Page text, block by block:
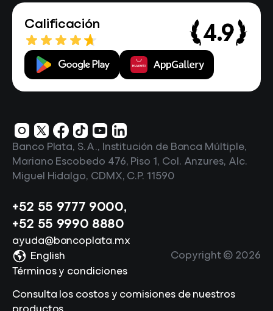
Calificación 4.9
+52 55 9777 9000,
+52 55 9990 8880
ayuda@bancoplata.mx
Banco Plata, S.A., Institución de Banca Múltiple,
Mariano Escobedo 476, Piso 1, Col. Anzures, Alc.
Miguel Hidalgo, CDMX, C.P. 11590
English Copyright © 2026
Términos y condiciones
Consulta los costos y comisiones de nuestros